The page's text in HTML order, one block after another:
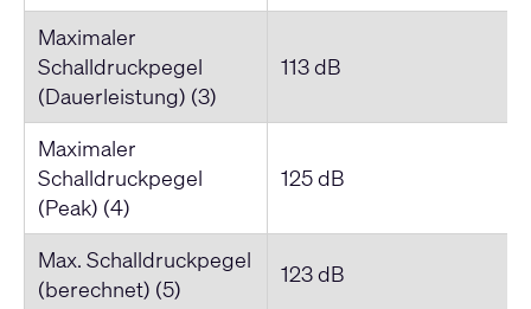
Maximaler
Schalldruckpegel
(Dauerleistung) (3)
113 dB
Maximaler
Schalldruckpegel
(Peak) (4)
125 dB
Max. Schalldruckpegel
(berechnet) (5)
123 dB